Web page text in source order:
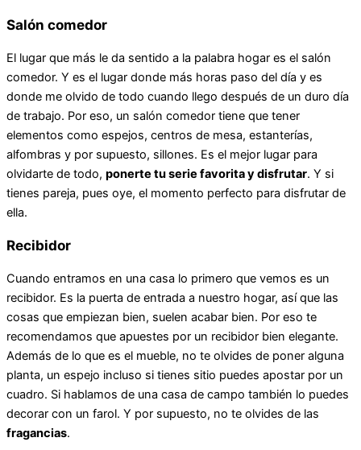
Salón comedor
El lugar que más le da sentido a la palabra hogar es el salón
comedor. Y es el lugar donde más horas paso del día y es
donde me olvido de todo cuando llego después de un duro día
de trabajo. Por eso, un salón comedor tiene que tener
elementos como espejos, centros de mesa, estanterías,
alfombras y por supuesto, sillones. Es el mejor lugar para
olvidarte de todo, ponerte tu serie favorita y disfrutar. Y si
tienes pareja, pues oye, el momento perfecto para disfrutar de
ella.
Recibidor
Cuando entramos en una casa lo primero que vemos es un
recibidor. Es la puerta de entrada a nuestro hogar, así que las
cosas que empiezan bien, suelen acabar bien. Por eso te
recomendamos que apuestes por un recibidor bien elegante.
Además de lo que es el mueble, no te olvides de poner alguna
planta, un espejo incluso si tienes sitio puedes apostar por un
cuadro. Si hablamos de una casa de campo también lo puedes
decorar con un farol. Y por supuesto, no te olvides de las
fragancias.